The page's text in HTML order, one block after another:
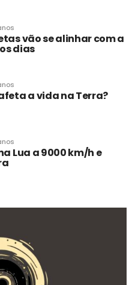
vão se alinhar com a
dias
a vida na Terra?
Lua a 9000 km/h e